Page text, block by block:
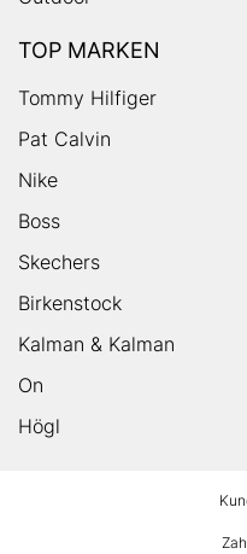
TOP MARKEN
Tommy Hilfiger
Pat Calvin
Nike
Boss
Skechers
Birkenstock
Kalman & Kalman
On
Högl